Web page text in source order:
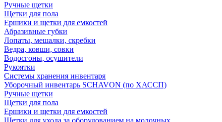
Ручные щетки
Щетки для пола
Ершики и щетки для емкостей
Абразивные губки
Лопаты, мешалки, скребки
Ведра, ковши, совки
Водосгоны, осушители
Рукоятки
Системы хранения инвентаря
Уборочный инвентарь SCHAVON (по ХАССП)
Ручные щетки
Щетки для пола
Ершики и щетки для емкостей